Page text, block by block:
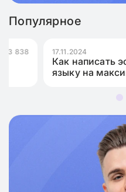
Популярное
17.11.2024
Как написать эссе
языку на максимум?